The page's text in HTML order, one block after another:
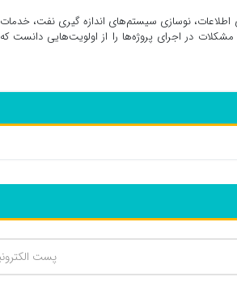
اطلاعات، نوسازی سیستم‌های اندازه گیری نفت، خدمات
در اجرای پروژه‌ها را از اولویت‌هایی دانست که